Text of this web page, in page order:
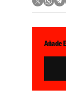
Añade